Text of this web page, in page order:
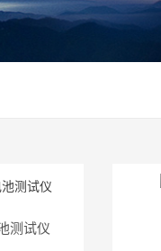
测试仪